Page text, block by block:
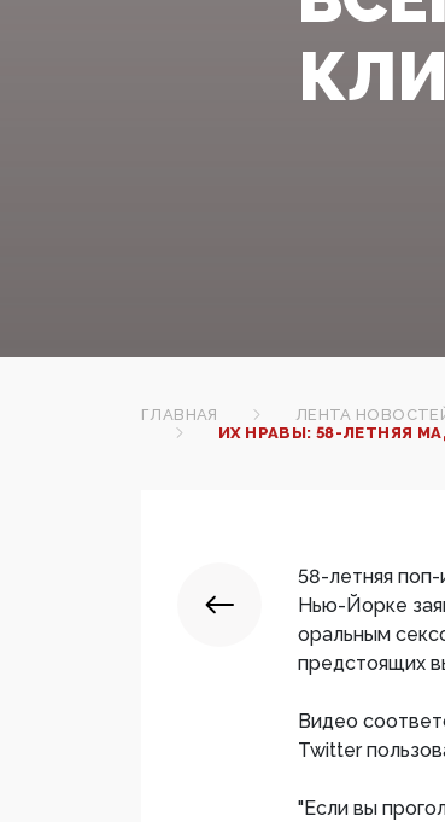
ГЛАВНАЯ
ЛЕНТА
ИХ НРАВЫ: 58-ЛЕТНЯЯ
58-летняя
Нью-Йорке
оральным
предстоящих
Видео
Twitter
"Если вы